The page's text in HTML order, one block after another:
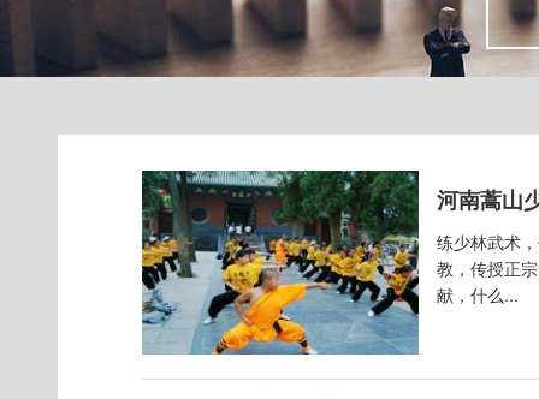
河南蒿山
练少林武术
教，传授正
献，什么...